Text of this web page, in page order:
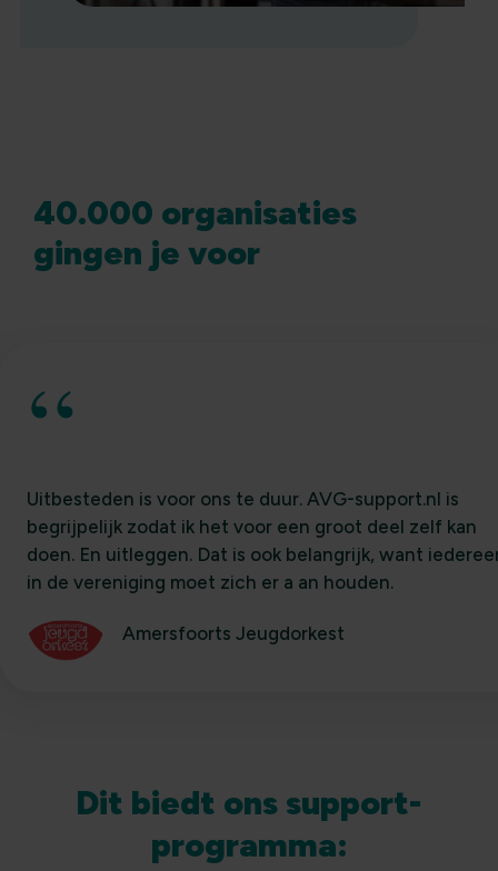
40.000 organisaties
gingen je voor
“
Uitbesteden is voor ons te duur. AVG-support.nl is
begrijpelijk zodat ik het voor een groot deel zelf kan
doen. En uitleggen. Dat is ook belangrijk, want
in de vereniging moet zich er a an houden.
Amersfoorts Jeugdorkest
Dit biedt ons support-
programma: